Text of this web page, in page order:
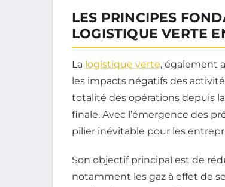
LES PRINCIPES
LOGISTIQUE VERTE
La logistique verte, également
les impacts négatifs des
totalité des opérations depuis
finale. Avec l’émergence des
pilier inévitable pour les
Son objectif principal est de
notamment les gaz à effet de